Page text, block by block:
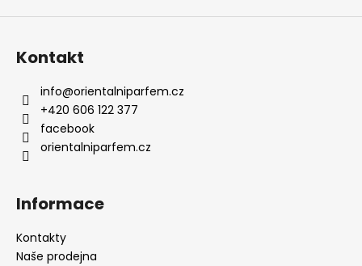
Kontakt
info@orientalniparfem.cz
+420 606 122 377
facebook
orientalniparfem.cz
Informace
Kontakty
Naše prodejna